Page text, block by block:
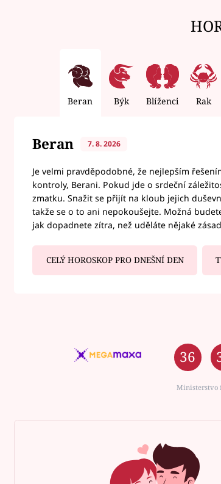
Beran Býk Blíženci Rak
Beran 7. 8. 2026
Je velmi pravděpodobné, že nejlepším
kontroly, Berani. Pokud jde o srdeční
zmatku. Snažit se přijít na kloub jejich
takže se o to ani nepokoušejte. Možná
jak dopadnete zítra, než uděláte nějaké
CELÝ HOROSKOP PRO DNEŠNÍ DEN
36
Ministerstvo